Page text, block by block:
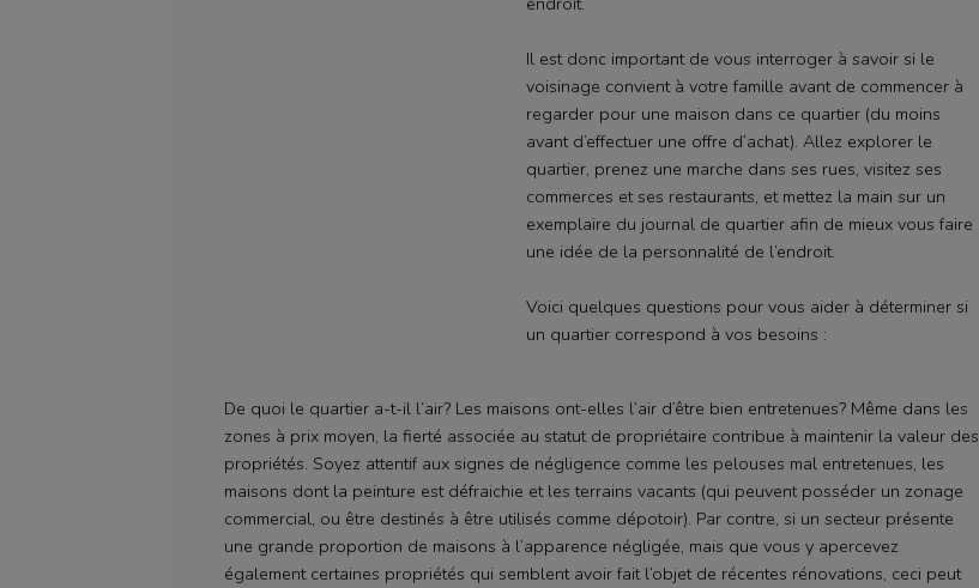
Il est donc important de vous interroger à savoir si le
voisinage convient à votre famille avant de commencer à
regarder pour une maison dans ce quartier (du moins
avant d’effectuer une offre d’achat). Allez explorer le
quartier, prenez une marche dans ses rues, visitez ses
commerces et ses restaurants, et mettez la main sur un
exemplaire du journal de quartier afin de mieux vous faire
une idée de la personnalité de l’endroit.
Voici quelques questions pour vous aider à déterminer si
un quartier correspond à vos besoins :
De quoi le quartier a-t-il l’air? Les maisons ont-elles l’air d’être bien entretenues? Même dans les
zones à prix moyen, la fierté associée au statut de propriétaire contribue à maintenir la valeur des
propriétés. Soyez attentif aux signes de négligence comme les pelouses mal entretenues, les
maisons dont la peinture est défraichie et les terrains vacants (qui peuvent posséder un zonage
commercial, ou être destinés à être utilisés comme dépotoir). Par contre, si un secteur présente
une grande proportion de maisons à l’apparence négligée, mais que vous y apercevez
également certaines propriétés qui semblent avoir fait l’objet de récentes rénovations, ceci peut